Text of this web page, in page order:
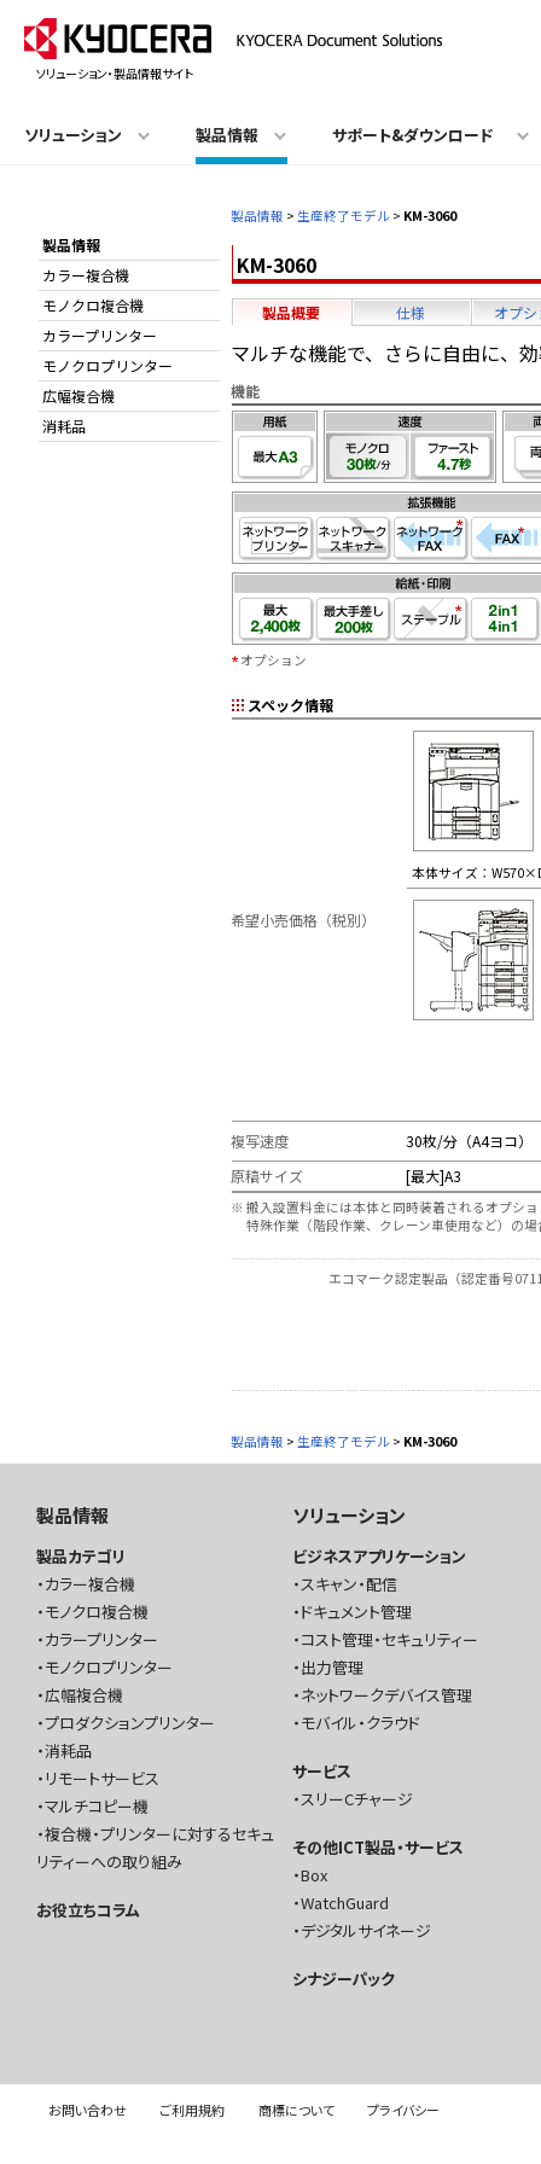
ソリューション・製品情報サイト
ソリューション 製品情報 サポート&ダウンロード
製品情報
カラー複合機
モノクロ複合機
カラープリンター
モノクロプリンター
広幅複合機
消耗品
製品情報 > 生産終了モデル > KM-3060
KM-3060
製品概要 仕様 オプ
マルチな機能で、さらに自由に、
機能
オプション
スペック情報
希望小売価格（税別）
本体サイズ：
複写速度
30枚/分（A4ヨコ）
原稿サイズ
[最大]A3
※搬入設置料金には本体と同時装着されるオプシ
特殊作業（階段作業、クレーン車使用など）の
エコマーク認定製品（認定番号
製品情報 > 生産終了モデル > KM-3060
製品情報
製品カテゴリ
カラー複合機
モノクロ複合機
カラープリンター
モノクロプリンター
広幅複合機
プロダクションプリンター
消耗品
リモートサービス
マルチコピー機
複合機・プリンターに対するセキュ
リティーへの取り組み
お役立ちコラム
ソリューション
ビジネスアプリケーション
スキャン・配信
ドキュメント管理
コスト管理・セキュリティー
出力管理
ネットワークデバイス管理
モバイル・クラウド
サービス
スリーCチャージ
その他ICT製品・サービス
Box
WatchGuard
デジタルサイネージ
シナジーパック
お問い合わせ ご利用規約 商標について プライバシー